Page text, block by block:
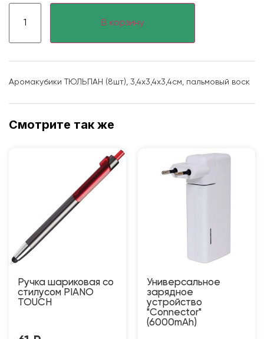
В корзину
Аромакубики ТЮЛЬПАН (8шт), 3,4х3,4х3,4см, пальмовый воск
Смотрите так же
Ручка шариковая со
стилусом PIANO
TOUCH
Универсальное
зарядное
устройство
"Connector"
(6000mAh)